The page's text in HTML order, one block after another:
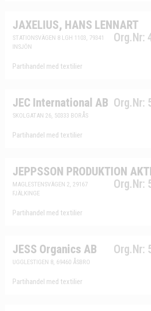
JAXELIUS, HANS LENNART
Org.Nr:
STATIONSVÄGEN 8 LGH 1103, 79341
INSJÖN
Partihandel med textilier
JEC International AB Org.Nr:
SKOLGATAN 26, 50333 BORÅS
Partihandel med textilier
JEPPSSON PRODUKTION
Org.Nr:
MAGLESTENSVÄGEN 2, 29167
FJÄLKINGE
Partihandel med textilier
JESS Organics AB Org.Nr:
UGGLESTIGEN 8, 69460 ÅSBRO
Partihandel med textilier